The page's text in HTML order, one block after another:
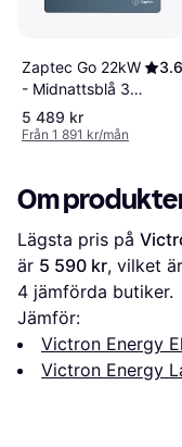
Zaptec Go 22kW
- Midnattsblå 3-
fas
3.6
5 489 kr
Från 1 891 kr/mån
Om
Lägsta pris på
är 5 590 kr
4 jämförda butiker.
Jämför:
Victron Energy
Victron Energy